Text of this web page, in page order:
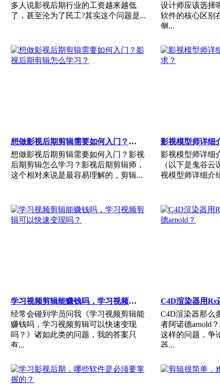
多人说影视后期行业的工资越来越低
了，甚至沦为了民工?其实这个问题是...
设计师应该选择
软件的核心区别
侧...
想做影视后期剪辑需要如何入门？影视后期剪辑怎么学习？
想做影视后期剪辑需要如何入门？影视
后期剪辑怎么学习？影视后期剪辑师，
这个相对来说是最容易理解的，剪辑...
影视模型师详细
（以下是鬼谷
视模型师详细介
学习视频剪辑能赚钱吗，学习视频剪辑可以快速变现吗？
经常会碰到学员问我《学习视频剪辑能
赚钱吗，学习视频剪辑可以快速变现
吗？》诸如此类的问题，我的答案只
有...
C4D渲染器那么
者阿诺德arnold
这样的问题，争
器...